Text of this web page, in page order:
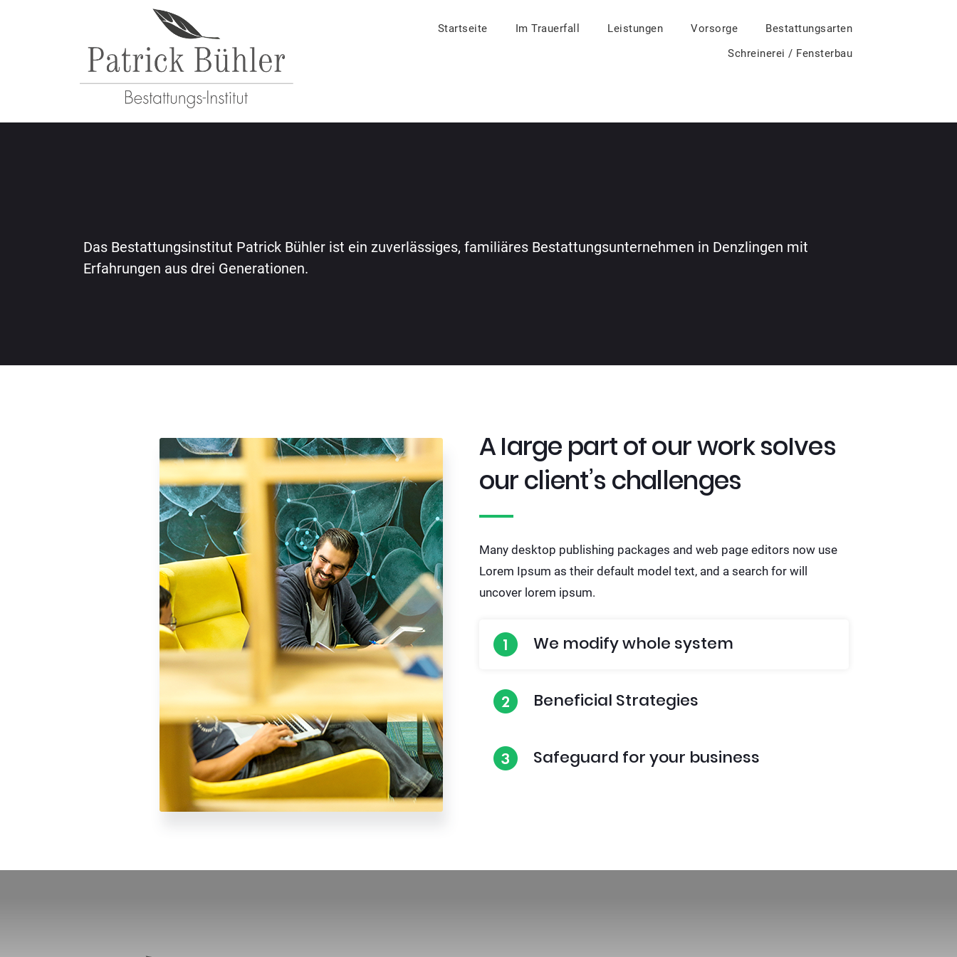
Startseite Im Trauerfall Leistungen Vorsorge
Bestattungsarten
Schreinerei / Fensterbau
Das Bestattungsinstitut Patrick Bühler ist ein zuverlässiges, familiäres Bestattungsunternehmen in Denzlingen mit
Erfahrungen aus drei Generationen.
A large part of our work solves
our client’s challenges
Many desktop publishing packages and web page editors now use
Lorem Ipsum as their default model text, and a search for will
uncover lorem ipsum.
We modify whole system
Beneficial Strategies
Safeguard for your business